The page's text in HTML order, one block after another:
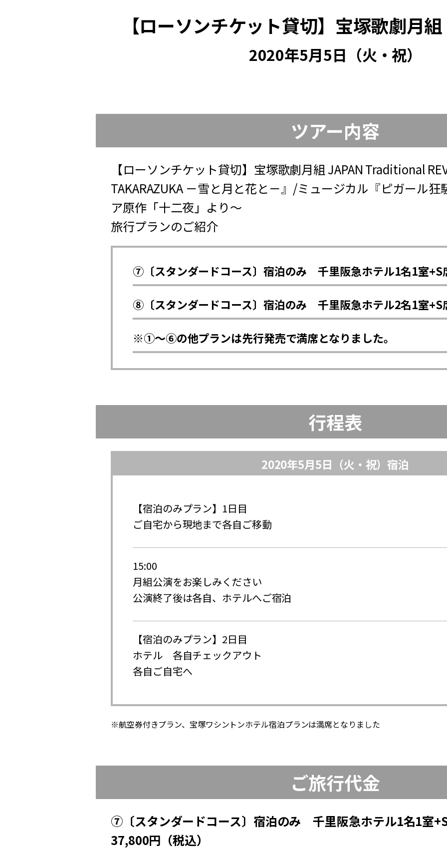
【ローソンチケット貸切】宝塚歌劇月
2020年5月5日（火・祝）
ツアー内容
【ローソンチケット貸切】宝塚歌劇月組 JAPAN Traditional
TAKARAZUKA －雪と月と花と－』/ミュージカル『ピガール
ア原作「十二夜」より～
旅行プランのご紹介
⑦〔スタンダードコース〕宿泊のみ 千里阪急ホテル1名1室+S
⑧〔スタンダードコース〕宿泊のみ 千里阪急ホテル2名1室+S
※①～⑥の他プランは先行発売で満席となりました。
行程表
2020年5月5日（火・祝）宿泊
【宿泊のみプラン】1日目
ご自宅から現地まで各自ご移動
15:00
月組公演をお楽しみください
公演終了後は各自、ホテルへご宿泊
【宿泊のみプラン】2日目
ホテル 各自チェックアウト
各自ご自宅へ
※航空券付きプラン、宝塚ワシントンホテル宿泊プランは満席となりました
ご旅行代金
⑦〔スタンダードコース〕宿泊のみ 千里阪急ホテル1名1
37,800円（税込）